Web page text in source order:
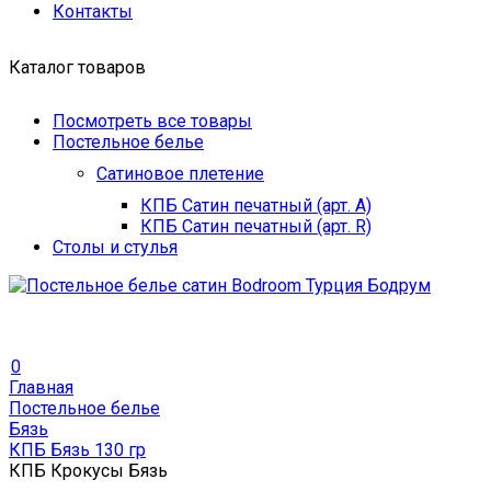
Контакты
Каталог товаров
Посмотреть все товары
Постельное белье
Сатиновое плетение
КПБ Сатин печатный (арт. A)
КПБ Сатин печатный (арт. R)
Столы и стулья
0
Главная
Постельное белье
Бязь
КПБ Бязь 130 гр
КПБ Крокусы Бязь